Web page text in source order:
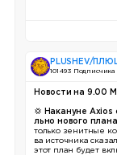
PLUSHEV/
101 493 Подписчика
Новости на 9.00
💢
Накануне Axios
льно нового
только зенитные
ва источника
этот план будет